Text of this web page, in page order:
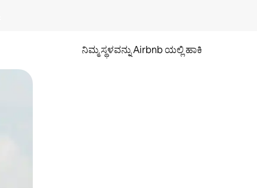
ನಿಮ್ಮ ಸ್ಥಳವನ್ನು Airbnb ಯಲ್ಲಿ ಹಾಕಿ